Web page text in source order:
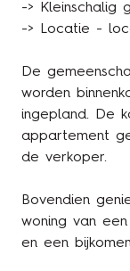
-> Kleinschalig
-> Locatie -
De
worden
ingepland. De
appartement
de verkoper.
Bovendien
woning van
en een